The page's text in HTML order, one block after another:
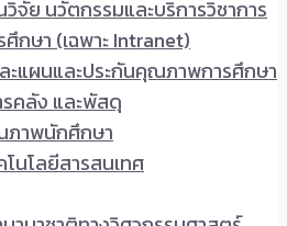
จัย นวัตกรรมและบริการวิชาการ
กษา (เฉพาะ Intranet)
ะแผนและประกันคุณภาพการศึกษา
รคลัง และพัสดุ
าพนักศึกษา
นโลยีสารสนเทศ